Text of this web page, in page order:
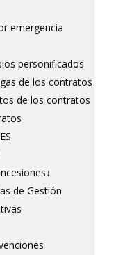
emergencia
personificados
de los contratos
de los contratos
↓
de Gestión